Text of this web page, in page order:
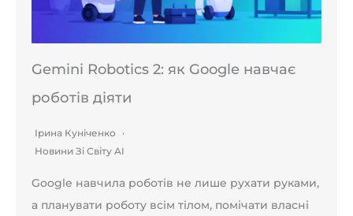
Gemini Robotics 2: як Google навчає
роботів діяти
Ірина Куніченко
Новини Зі Світу AI
Google навчила роботів не лише рухати руками,
а планувати роботу всім тілом, помічати власні